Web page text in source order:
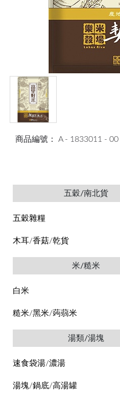
商品編號： A - 1833011 - 00
五穀/南北貨
五穀雜糧
木耳/香菇/乾貨
米/糙米
白米
糙米/黑米/蒟蒻米
湯類/湯塊
速食袋湯/濃湯
湯塊/鍋底/高湯罐